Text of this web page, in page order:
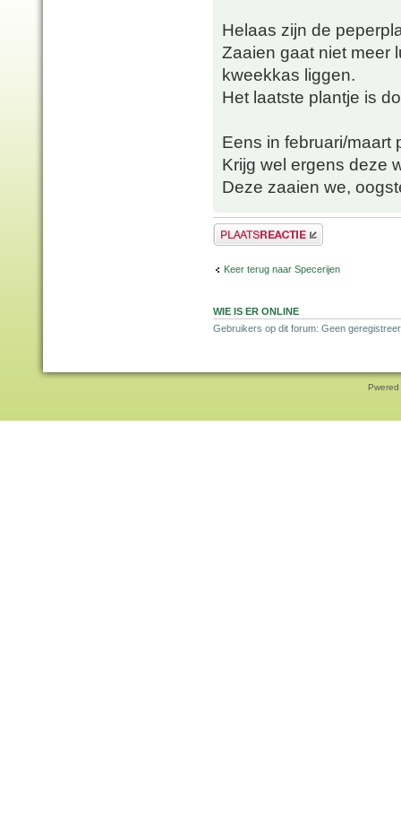
Helaas zijn de
Zaaien gaat niet meer
kweekkas liggen.
Het laatste plantje is
Eens in februari/maart
Krijg wel ergens deze
Deze zaaien we,
Plaats een reactie
Keer terug naar Specerijen
WIE IS ER ONLINE
Gebruikers op dit forum: Geen